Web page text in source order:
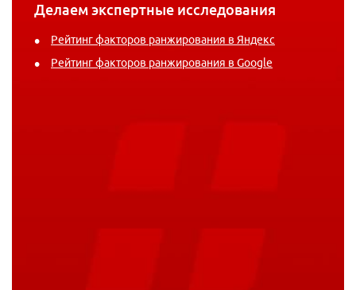
Делаем экспертные исследования
Рейтинг факторов ранжирования в Яндекс
Рейтинг факторов ранжирования в Google